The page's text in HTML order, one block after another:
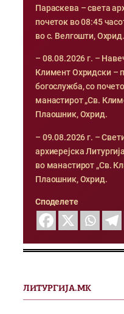
Параскева – света
почеток во 08:45
во с. Велгошти, Охрид.
– 08.08.2026 г. –
Климент Охридски –
богослужба, со
манастирот „Св.
Плаошник, Охрид.
– 09.08.2026 г. –
архиерејска
во манастирот „Св.
Плаошник, Охрид.
Споделете
ЛИТУРГИЈА.МК